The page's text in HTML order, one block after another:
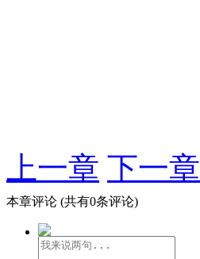
上一章 下一章
本章评论 (共有0条评论)